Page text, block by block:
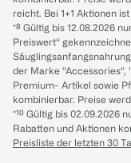
reicht. Bei 1+1 Aktionen
*⁸ Gültig bis 12.08.2026
Preiswert“
der Marke “Accessories“,
Premium- Artikel sowie
kombinierbar. Preise
*¹⁰ Gültig bis 02.09.2026
Rabatten und Aktionen
Preisliste der letzten 30